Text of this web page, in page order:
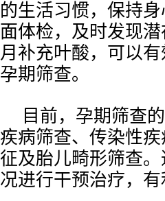
的生活习惯，保持
面体检，及时发现
月补充叶酸，可以
孕期筛查。
目前，孕期筛查
疾病筛查、传染性
征及胎儿畸形筛查
况进行干预治疗，